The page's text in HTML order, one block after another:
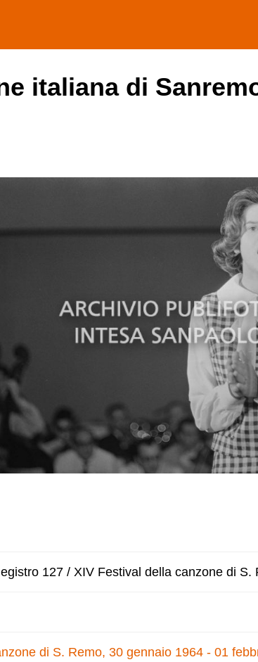
italiana di
127 / XIV Festival della canzone di S.
di S. Remo, 30 gennaio 1964 - 01